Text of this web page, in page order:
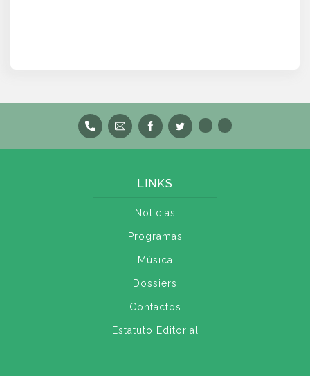
LINKS
Notícias
Programas
Música
Dossiers
Contactos
Estatuto Editorial